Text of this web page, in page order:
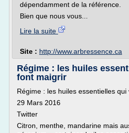
dépendamment de la référence.
Bien que nous vous...
Lire la suite
Site : http://www.arbressence.ca
Régime : les huiles
font maigrir
Régime : les huiles essentielles
29 Mars 2016
Twitter
Citron, menthe, mandarine mais